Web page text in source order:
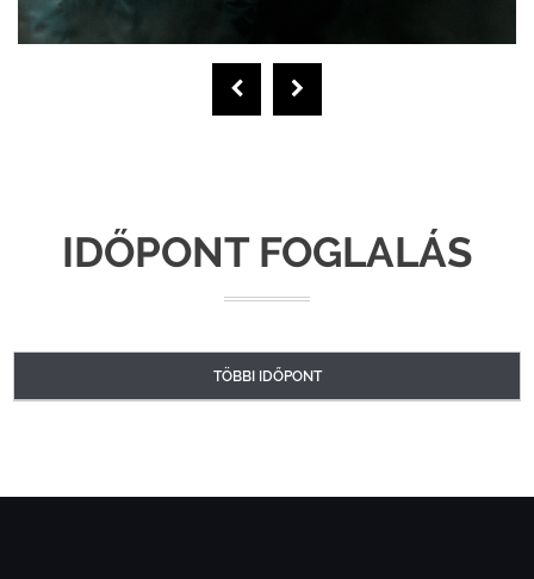
IDŐPONT FOGLALÁS
TÖBBI IDŐPONT